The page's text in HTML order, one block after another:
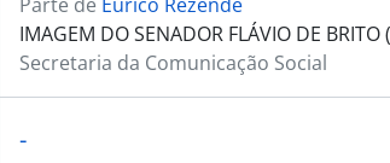
IMAGEM DO SENADOR FLÁVIO DE
Secretaria da Comunicação Social
-